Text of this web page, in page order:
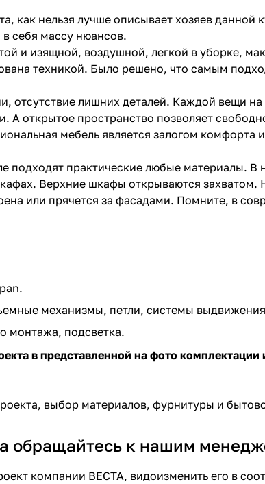
как нельзя лучше описывает хозяев
себя массу нюансов.
и изящной, воздушной, легкой в уборке,
техникой. Было решено, что самым
отсутствие лишних деталей. Каждой вещи
А открытое пространство позволяет
мебель является залогом комфорта
подходят практические любые материалы.
Верхние шкафы открываются захватом.
или прячется за фасадами. Помните, в
механизмы, петли, системы
монтажа, подсветка.
в представленной на фото комплектации
выбор материалов, фурнитуры и
обращайтесь к нашим
компании ВЕСТА, видоизменить его в